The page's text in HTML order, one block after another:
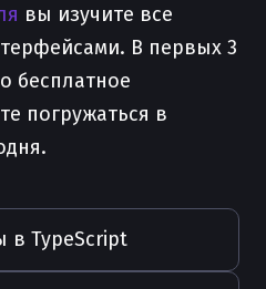
вы изучите все
В первых 3
бесплатное
погружаться в
в TypeScript